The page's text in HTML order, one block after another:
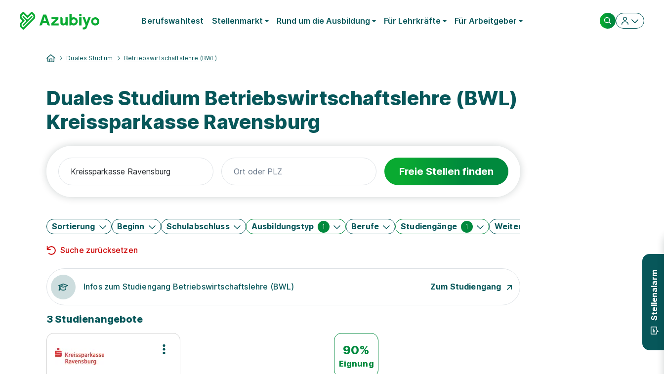
Berufswahltest Stellenmarkt Rund um die Ausbildung Für Lehrkräfte Für Arbeitgeber
Duales Studium Betriebswirtschaftslehre (BWL)
Duales Studium Betriebswirtschaftslehre (BWL)
Kreissparkasse Ravensburg
Freie Stellen finden
Sortierung Beginn Schulabschluss Ausbildungstyp 1 Berufe Studiengänge 1 Weitere Filter
Suche zurücksetzen
Infos zum Studiengang Betriebswirtschaftslehre (BWL) Zum Studiengang
3 Studienangebote Stellenalarm
90%
Eignung